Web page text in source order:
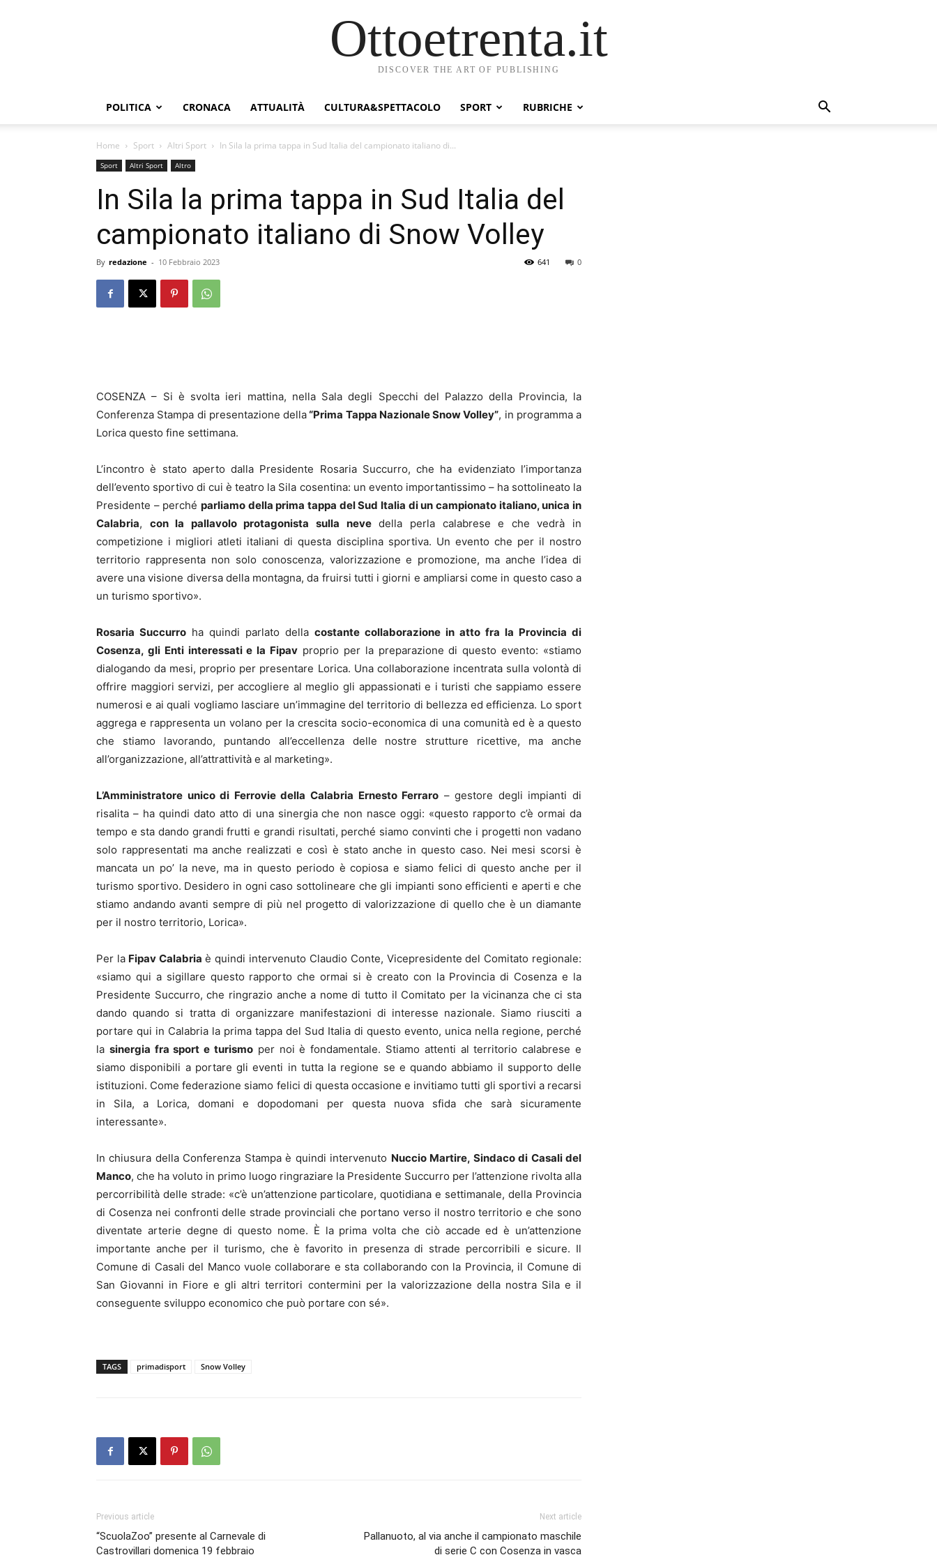
Ottoetrenta.it
DISCOVER THE ART OF PUBLISHING
POLITICA CRONACA ATTUALITÀ CULTURA&SPETTACOLO SPORT RUBRICHE
Home Sport Altri Sport In Sila la prima tappa in Sud Italia del campionato italiano di...
Sport Altri Sport Altro
In Sila la prima tappa in Sud Italia del
campionato italiano di Snow Volley
By redazione - 10 Febbraio 2023 0
641
COSENZA – Si è svolta ieri mattina, nella Sala degli Specchi del Palazzo della Provincia, la
Conferenza Stampa di presentazione della“Prima Tappa Nazionale Snow Volley”, in programma a
Lorica questo fine settimana.
L’incontro è stato aperto dalla Presidente Rosaria Succurro, che ha evidenziato l’importanza
dell’evento sportivo di cui è teatro la Sila cosentina: un evento importantissimo – ha sottolineato la
Presidente – perché parliamo della prima tappa del Sud Italia di un campionato italiano, unica in
Calabria, con la pallavolo protagonista sulla nevedella perla calabrese e che vedrà in
competizione i migliori atleti italiani di questa disciplina sportiva. Un evento che per il nostro
territorio rappresenta non solo conoscenza, valorizzazione e promozione, ma anche l’idea di
avere una visione diversa della montagna, da fruirsi tutti i giorni e ampliarsi come in questo caso a
un turismo sportivo».
Rosaria Succurro ha quindi parlato della costante collaborazione in atto fra la Provincia di
Cosenza, gli Enti interessati e la Fipav proprio per la preparazione di questo evento: «stiamo
dialogando da mesi, proprio per presentare Lorica. Una collaborazione incentrata sulla volontà di
offrire maggiori servizi, per accogliere al meglio gli appassionati e i turisti che sappiamo essere
numerosi e ai quali vogliamo lasciare un’immagine del territorio di bellezza ed efficienza. Lo sport
aggrega e rappresenta un volano per la crescita socio-economica di una comunità ed è a questo
che stiamo lavorando, puntando all’eccellenza delle nostre strutture ricettive, ma anche
all’organizzazione, all’attrattività e al marketing».
L’Amministratore unico di Ferrovie della Calabria Ernesto Ferraro – gestore degli impianti di
risalita – ha quindi dato atto di una sinergia che non nasce oggi: «questo rapporto c’è ormai da
tempo e sta dando grandi frutti e grandi risultati, perché siamo convinti che i progetti non vadano
solo rappresentati ma anche realizzati e così è stato anche in questo caso. Nei mesi scorsi è
mancata un po’ la neve, ma in questo periodo è copiosa e siamo felici di questo anche per il
turismo sportivo. Desidero in ogni caso sottolineare che gli impianti sono efficienti e aperti e che
stiamo andando avanti sempre di più nel progetto di valorizzazione di quello che è un diamante
per il nostro territorio, Lorica».
Per laFipav Calabria è quindi intervenuto Claudio Conte, Vicepresidente del Comitato regionale:
«siamo qui a sigillare questo rapporto che ormai si è creato con la Provincia di Cosenza e la
Presidente Succurro, che ringrazio anche a nome di tutto il Comitato per la vicinanza che ci sta
dando quando si tratta di organizzare manifestazioni di interesse nazionale. Siamo riusciti a
portare qui in Calabria la prima tappa del Sud Italia di questo evento, unica nella regione, perché
la sinergia fra sport e turismo per noi è fondamentale. Stiamo attenti al territorio calabrese e
siamo disponibili a portare gli eventi in tutta la regione se e quando abbiamo il supporto delle
istituzioni. Come federazione siamo felici di questa occasione e invitiamo tutti gli sportivi a recarsi
in Sila, a Lorica, domani e dopodomani per questa nuova sfida che sarà sicuramente
interessante».
In chiusura della Conferenza Stampa è quindi intervenuto Nuccio Martire, Sindaco di Casali del
Manco, che ha voluto in primo luogo ringraziare la Presidente Succurro per l’attenzione rivolta alla
percorribilità delle strade: «c’è un’attenzione particolare, quotidiana e settimanale, della Provincia
di Cosenza nei confronti delle strade provinciali che portano verso il nostro territorio e che sono
diventate arterie degne di questo nome. È la prima volta che ciò accade ed è un’attenzione
importante anche per il turismo, che è favorito in presenza di strade percorribili e sicure. Il
Comune di Casali del Manco vuole collaborare e sta collaborando con la Provincia, il Comune di
San Giovanni in Fiore e gli altri territori contermini per la valorizzazione della nostra Sila e il
conseguente sviluppo economico che può portare con sé».
TAGS primadisport Snow Volley
Previous article
“ScuolaZoo” presente al Carnevale di
Castrovillari domenica 19 febbraio
Next article
Pallanuoto, al via anche il campionato maschile
di serie C con Cosenza in vasca